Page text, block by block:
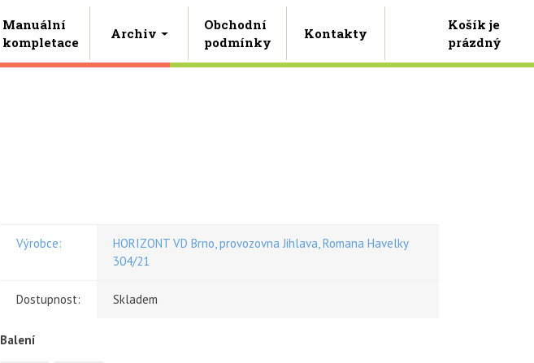
Manuální
kompletace
Archiv
Obchodní
podmínky
Kontakty
Košík je
prázdný
Výrobce:
HORIZONT VD Brno, provozovna Jihlava, Romana Havelky
304/21
Dostupnost: Skladem
Balení